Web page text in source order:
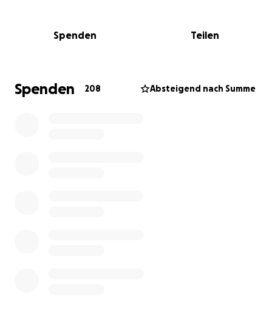
meinem Becken so gut es ging rekonstruiert. Das
muss ich zum Essen herausnehmen, diese dienst nur
der Kosmetik. Überwiegend nehme ich meine
Spenden Teilen
Spenden 208 Absteigend nach Summe